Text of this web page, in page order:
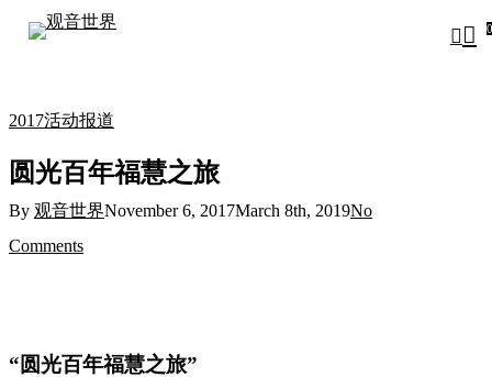
Skip
content
0
Cart
2017活动报道
圆光百年福慧之旅
By 观音世界November 6, 2017March 8th, 2019No
Comments
“圆光百年福慧之旅”